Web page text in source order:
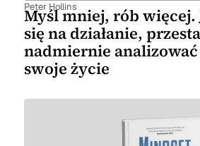
Peter Hollins
Myśl mniej, rób więcej.
się na działanie,
nadmiernie
swoje życie